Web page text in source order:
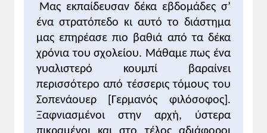
ανάπτυξη γίνεται η βάση της
επιθετικότητας
Αυτό που έκανε τον κόσμο ακόμη πιο
επικίνδυνο ήταν η σιωπηρή εξίσωση της
απεριόριστης οικονομικής ανάπτυξης με
την πολιτική ισχύ, που σιγά-σιγά έγινε
ασυνείδητα αποδεκτή. Έτσι, ο γερμανός
αυτοκράτορας ζητούσε τη δεκαετία του
1890 «μια θέση στον ήλιο» για το κράτος
Μας εκπαίδευσαν δέκα εβδομάδες σ’
ένα στρατόπεδο κι αυτό το διάστημα
μας επηρέασε πιο βαθιά από τα δέκα
χρόνια του σχολείου. Μάθαμε πως ένα
γυαλιστερό κουμπί βαραίνει
περισσότερο από τέσσερις τόμους του
Σοπενάουερ [Γερμανός φιλόσοφος].
Ξαφνιασμένοι στην αρχή, ύστερα